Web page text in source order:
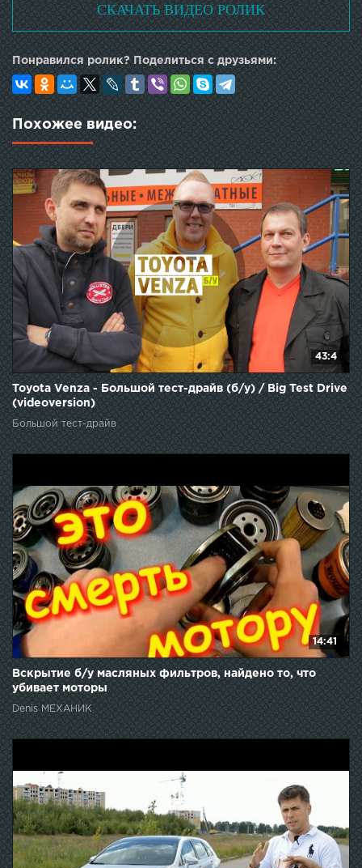
СКАЧАТЬ ВИДЕО РОЛИК
Понравился ролик? Поделиться с друзьями:
Похожее видео:
43:4
Toyota Venza - Большой тест-драйв (б/у) / Big Test Drive
(videoversion)
Большой тест-драйв
14:41
Вскрытие б/у масляных фильтров, найдено то, что
убивает моторы
Denis МЕХАНИК